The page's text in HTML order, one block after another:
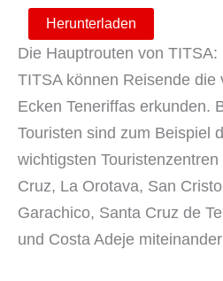
Herunterladen
Die Hauptrouten von
TITSA können Reisende die
Ecken Teneriffas erkunden.
Touristen sind zum Beispiel
wichtigsten
Cruz, La Orotava, San
Garachico, Santa Cruz de
und Costa Adeje